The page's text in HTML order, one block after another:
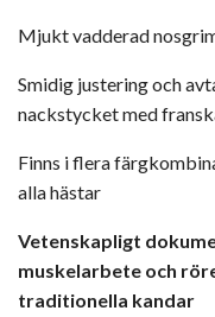
Mjukt vadderad
Smidig justering och
nackstycket med
Finns i flera
alla hästar
Vetenskapligt
muskelarbete och
traditionella kandar